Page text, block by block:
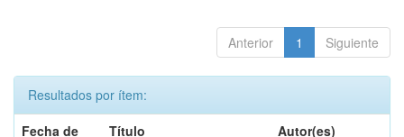
Anterior 1 Siguiente
Resultados por ítem:
Fecha de
Título Autor(es)